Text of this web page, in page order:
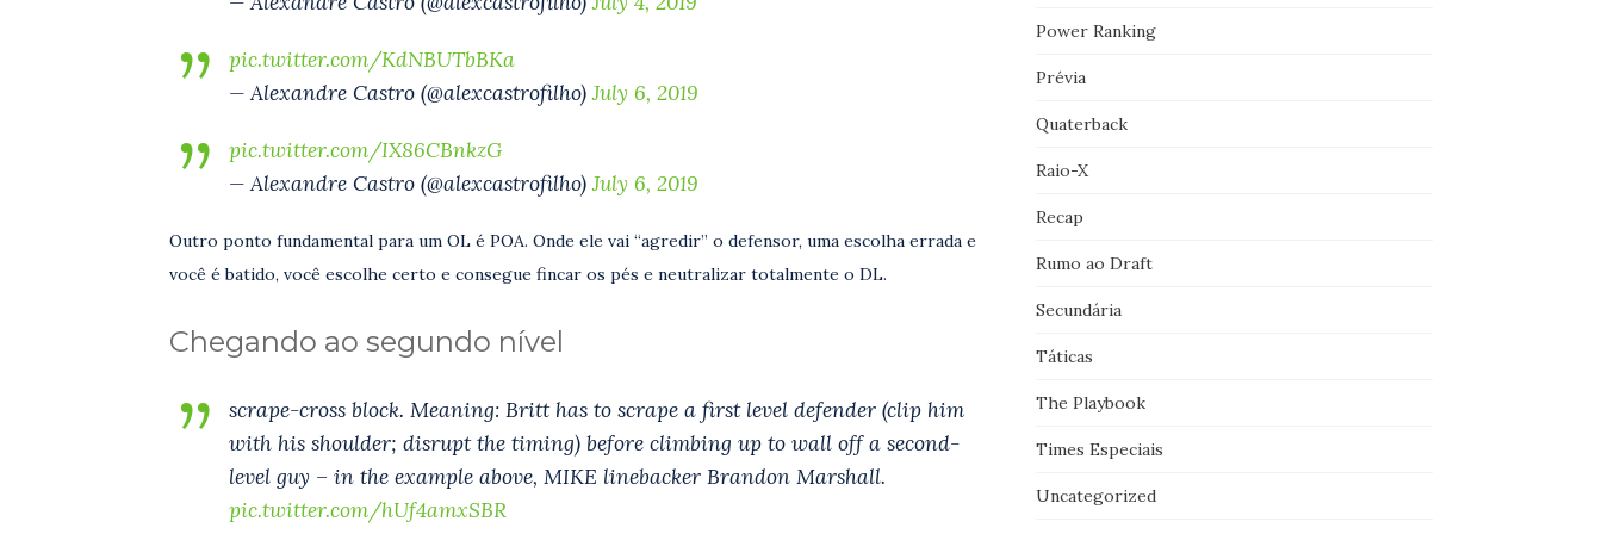
pic.twitter.com/KdNBUTbBKa
— Alexandre Castro (@alexcastrofilho)July 6, 2019
pic.twitter.com/IX86CBnkzG
— Alexandre Castro (@alexcastrofilho)July 6, 2019
Outro ponto fundamental para um OL é POA. Onde ele vai “agredir” o defensor, uma escolha errada e
você é batido, você escolhe certo e consegue fincar os pés e neutralizar totalmente o DL.
Chegando ao segundo nível
scrape-cross block. Meaning: Britt has to scrape a first level defender (clip him
with his shoulder; disrupt the timing) before climbing up to wall off a second-
level guy – in the example above, MIKE linebacker Brandon Marshall.
pic.twitter.com/hUf4amxSBR
Power Ranking
Prévia
Quaterback
Raio-X
Recap
Rumo ao Draft
Secundária
Táticas
The Playbook
Times Especiais
Uncategorized